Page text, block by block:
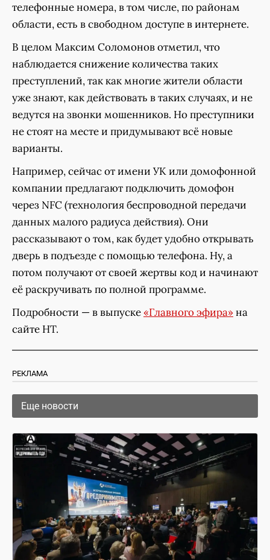
телефонные номера, в том числе, по районам
области, есть в свободном доступе в интернете.
В целом Максим Соломонов отметил, что
наблюдается снижение количества таких
преступлений, так как многие жители области
уже знают, как действовать в таких случаях, и не
ведутся на звонки мошенников. Но преступники
не стоят на месте и придумывают всё новые
варианты.
Например, сейчас от имени УК или домофонной
компании предлагают подключить домофон
через NFC (технология беспроводной передачи
данных малого радиуса действия). Они
рассказывают о том, как будет удобно открывать
дверь в подъезде с помощью телефона. Ну, а
потом получают от своей жертвы код и начинают
её раскручивать по полной программе.
Подробности — в выпуске«Главного эфира»на
сайте НТ.
РЕКЛАМА
Еще новости